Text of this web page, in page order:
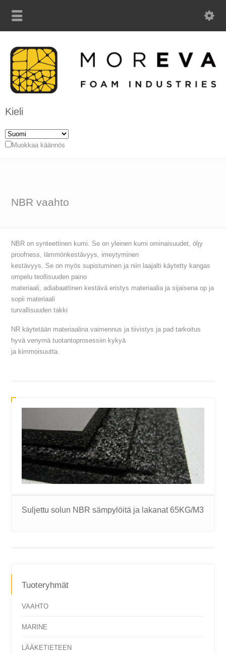
Kieli
Muokkaa käännös
NBR vaahto
NBR on synteettinen kumi. Se on yleinen kumi ominaisuudet, öljy
proofness, lämmönkestävyys, imeytyminen
kestävyys. Se on myös supistuminen ja niin laajalti käytetty kangas
ompelu teollisuuden paino
materiaali, adiabaattinen kestävä eristys materiaalia ja sijaisena op ja
sopii materiaali
turvallisuuden takki
NR käytetään materiaalina vaimennus ja tiivistys ja pad tarkoitus
hyvä venymä tuotantoprosessiin kykyä
ja kimmoisuutta.
Suljettu solun NBR sämpylöitä ja lakanat 65KG/M3
Tuoteryhmät
VAAHTO
MARINE
LÄÄKETIETEEN